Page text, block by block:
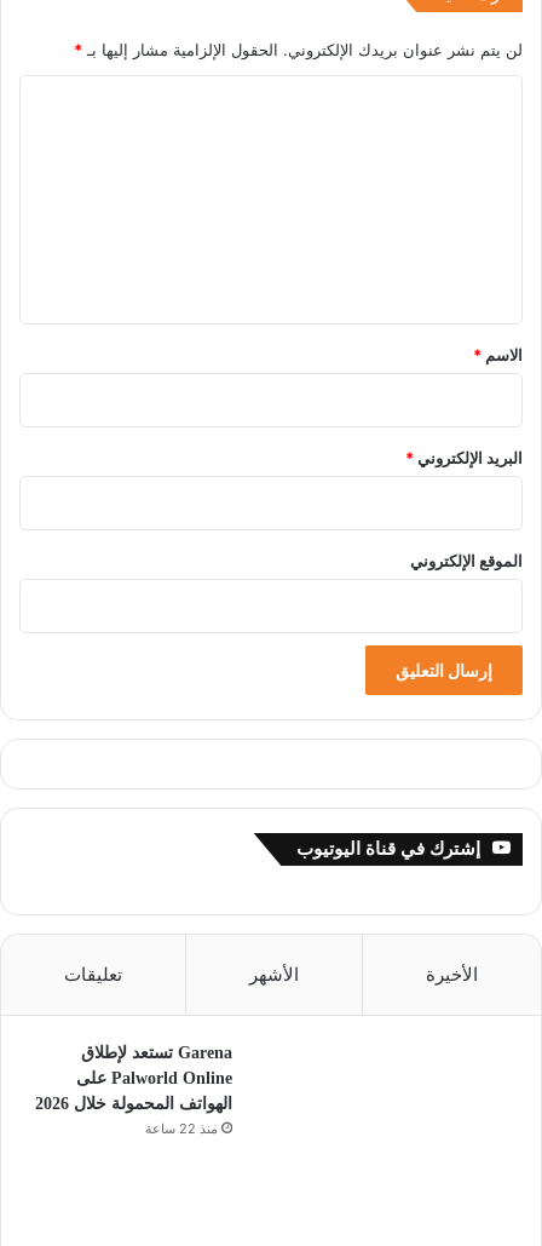
لن يتم نشر عنوان بريدك الإلكتروني. الحقول الإلزامية مشار إليها بـ *
*
الاسم *
البريد الإلكتروني*
الموقع الإلكتروني
إشترك في قناة اليوتيوب
الأخيرة الأشهر تعليقات
Garena تستعد لإطلاق
Palworld Online على
الهواتف المحمولة خلال 2026
منذ 22 ساعة